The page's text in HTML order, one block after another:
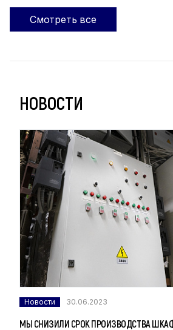
Смотреть все
НОВОСТИ
Новости 30.06.2023
МЫ СНИЗИЛИ СРОК ПРОИЗВОДСТВА